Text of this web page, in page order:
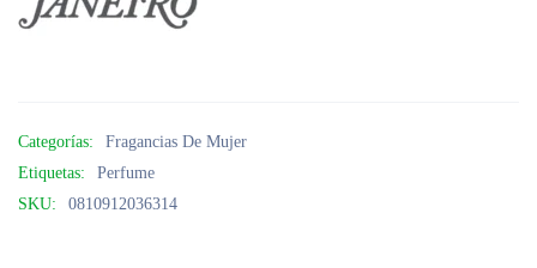
Categorías:
Fragancias De Mujer
Etiquetas:
Perfume
SKU:
0810912036314